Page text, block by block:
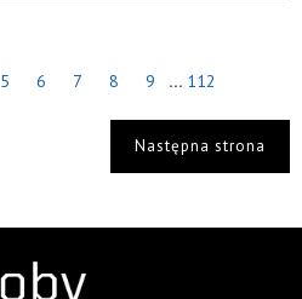
5 6 7 8 9 ... 112
Następna strona